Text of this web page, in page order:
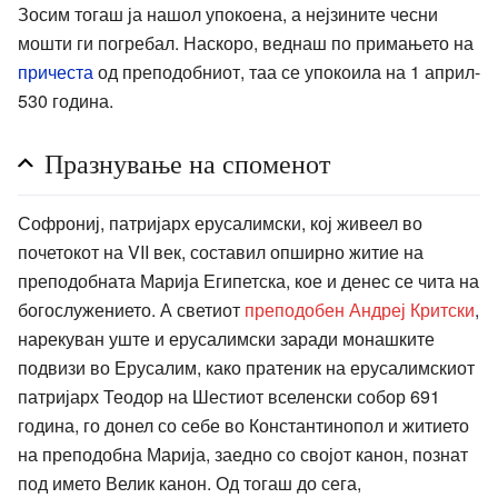
Зосим тогаш ја нашол упокоена, а нејзините чесни
мошти ги погребал. Наскоро, веднаш по примањето на
причестаод преподобниот, таа се упокоила на 1 април-
530 година.
Празнување на споменот
Софрониј, патријарх ерусалимски, кој живеел во
почетокот на VII век, составил опширно житие на
преподобната Марија Египетска, кое и денес се чита на
богослужението. А светиот преподобен Андреј Критски,
нарекуван уште и ерусалимски заради монашките
подвизи во Ерусалим, како пратеник на ерусалимскиот
патријарх Теодор на Шестиот вселенски собор 691
година, го донел со себе во Константинопол и житието
на преподобна Марија, заедно со својот канон, познат
под името Велик канон. Од тогаш до сега,